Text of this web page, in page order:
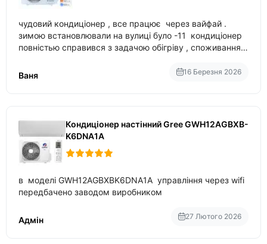
чудовий кондиціонер , все працює через вайфай .
зимою встановлювали на вулиці було -11 кондиціонер
повністью справився з задачою обігріву , споживання
температури
Ваня 16 Березня 2026
Кондиціонер настінний Gree GWH12AGBXB-
K6DNA1A
в моделі GWH12AGBXBK6DNA1A управління через wifi
передбачено заводом виробником
Адмін 27 Лютого 2026